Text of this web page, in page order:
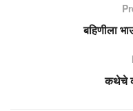
बहिणीला
कथेचे